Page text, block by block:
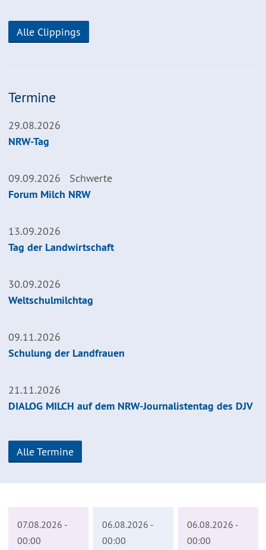
Alle Clippings
Termine
29.08.2026
NRW-Tag
09.09.2026
Schwerte
Forum Milch NRW
13.09.2026
Tag der Landwirtschaft
30.09.2026
Weltschulmilchtag
09.11.2026
Schulung der Landfrauen
21.11.2026
DIALOG MILCH auf dem NRW-Journalistentag des DJV
Alle Termine
07.08.2026 -
00:00
06.08.2026 -
00:00
06.08.2026 -
00:00